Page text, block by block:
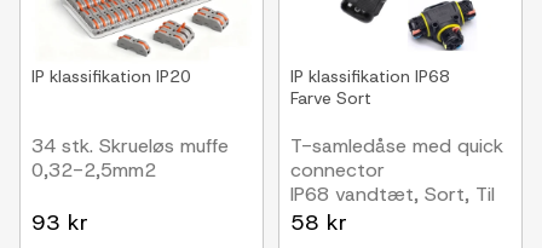
IP klassifikation IP20
34 stk. Skrueløs muffe
0,32-2,5mm2
93 kr
IP klassifikation IP68
Farve Sort
T-samledåse med quick
connector
IP68 vandtæt, Sort, Til
samling af ledninger, 3-
58 kr